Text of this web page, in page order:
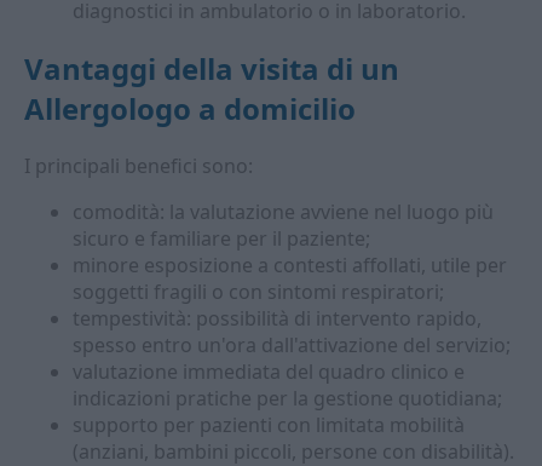
diagnostici in ambulatorio o in laboratorio.
Vantaggi della visita di un
Allergologo a domicilio
I principali benefici sono:
comodità: la valutazione avviene nel luogo più
sicuro e familiare per il paziente;
minore esposizione a contesti affollati, utile per
soggetti fragili o con sintomi respiratori;
tempestività: possibilità di intervento rapido,
spesso entro un'ora dall'attivazione del servizio;
valutazione immediata del quadro clinico e
indicazioni pratiche per la gestione quotidiana;
supporto per pazienti con limitata mobilità
(anziani, bambini piccoli, persone con disabilità).